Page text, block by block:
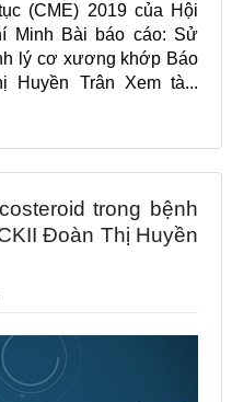
(CME) 2019 của Hội
Minh Bài báo cáo: Sử
lý cơ xương khớp Báo
Huyền Trân Xem tà...
trong bệnh
Đoàn Thị Huyền